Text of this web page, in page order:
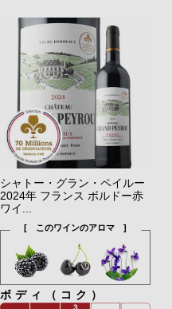
シャトー・グラン・ペイルー
2024年 フランス ボルドー赤
ワイ...
[ このワインのアロマ ]
ボディ（コク）